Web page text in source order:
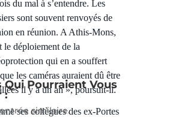
du mal à s’entendre. Les
sont souvent renvoyés de
en réunion. A Athis-Mons,
le déploiement de la
qui en a souffert
les caméras auraient dû être
il y a un an », poursuit-il.
ses collègues des ex-Portes
Pourraient Vous
:
similaire.